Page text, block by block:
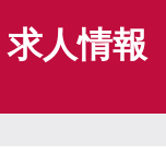
人情報